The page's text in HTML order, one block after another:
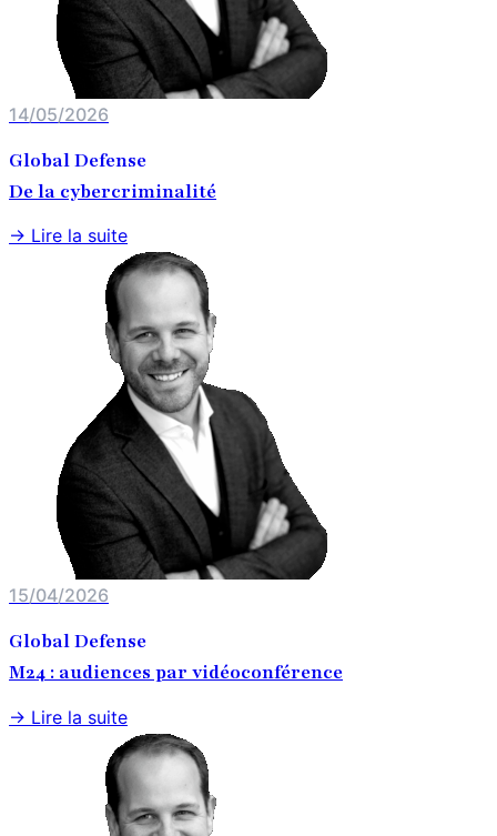
14/05/2026
Global Defense
De la cybercriminalité
→ Lire la suite
15/04/2026
Global Defense
M24 : audiences par vidéoconférence
→ Lire la suite